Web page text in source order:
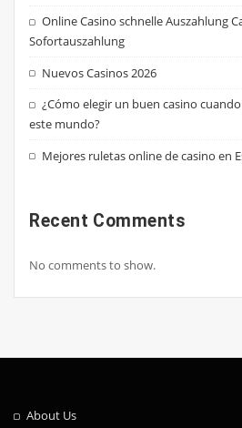
Online Casino schnelle Auszahlung
Sofortauszahlung
Nuevos Casinos 2026
¿Cómo elegir un buen casino
este mundo?
Mejores ruletas online de casino en
Recent Comments
No comments to show.
About Us